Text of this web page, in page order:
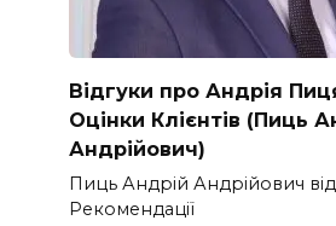
Відгуки про Андрія
Оцінки Клієнтів (Пиць
Андрійович)
Пиць Андрій Андрійович
Рекомендації